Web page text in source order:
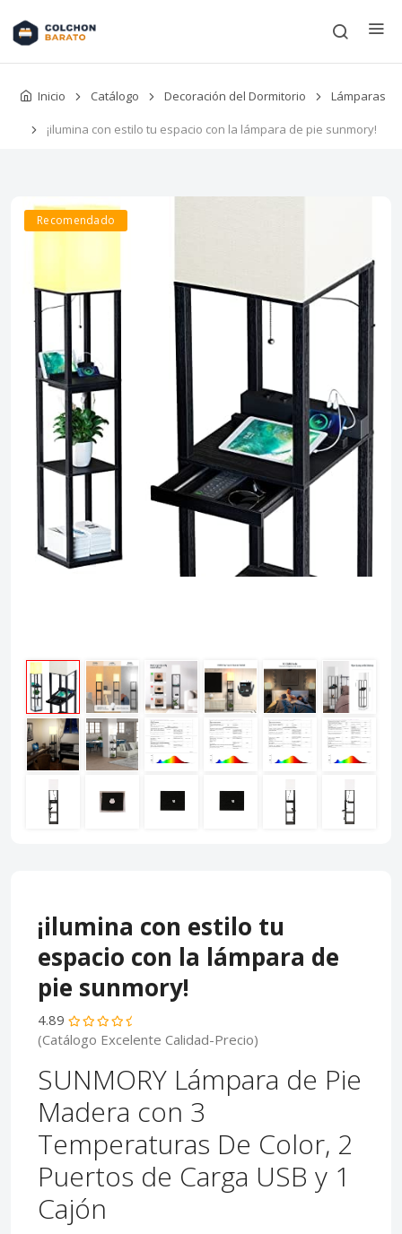
Inicio Catálogo Decoración del Dormitorio Lámparas
¡ilumina con estilo tu espacio con la lámpara de pie sunmory!
Recomendado
¡ilumina con estilo tu
espacio con la lámpara de
pie sunmory!
4.89
(Catálogo Excelente Calidad-Precio)
SUNMORY Lámpara de Pie
Madera con 3
Temperaturas De Color, 2
Puertos de Carga USB y 1
Cajón